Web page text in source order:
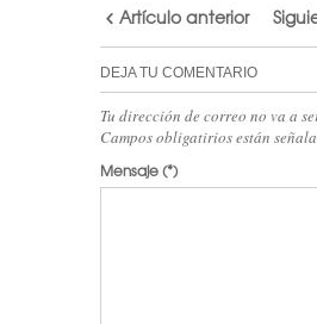
Artículo anterior
DEJA TU COMENTARIO
Tu dirección de correo no va a
Campos obligatirios están
Mensaje(*)